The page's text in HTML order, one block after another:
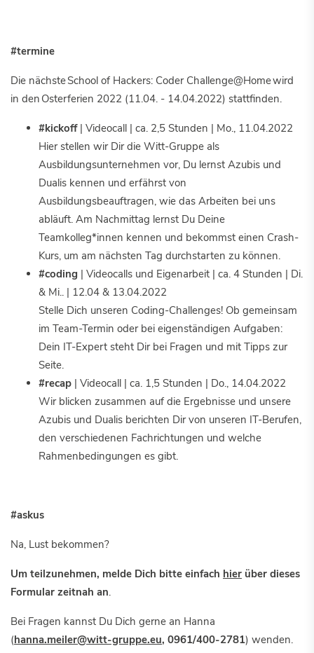
#termine
Die nächste School of Hackers: Coder Challenge@Home wird
in den Osterferien 2022 (11.04. - 14.04.2022) stattfinden.
#kickoff| Videocall | ca. 2,5 Stunden | Mo., 11.04.2022
Hier stellen wir Dir die Witt-Gruppe als
Ausbildungsunternehmen vor, Du lernst Azubis und
Dualis kennen und erfährst von
Ausbildungsbeauftragen, wie das Arbeiten bei uns
abläuft. Am Nachmittag lernst Du Deine
Teamkolleg*innen kennen und bekommst einen Crash-
Kurs, um am nächsten Tag durchstarten zu können.
#coding | Videocalls und Eigenarbeit | ca. 4 Stunden | Di.
& Mi.. | 12.04 & 13.04.2022
Stelle Dich unseren Coding-Challenges! Ob gemeinsam
im Team-Termin oder bei eigenständigen Aufgaben:
Dein IT-Expert steht Dir bei Fragen und mit Tipps zur
Seite.
#recap | Videocall | ca. 1,5 Stunden | Do., 14.04.2022
Wir blicken zusammen auf die Ergebnisse und unsere
Azubis und Dualis berichten Dir von unseren IT-Berufen,
den verschiedenen Fachrichtungen und welche
Rahmenbedingungen es gibt.
#askus
Na, Lust bekommen?
Um teilzunehmen, melde Dich bitte einfach hier über dieses
Formular zeitnah an.
Bei Fragen kannst Du Dich gerne an Hanna
(hanna.meiler@witt-gruppe.eu, 0961/400-2781) wenden.